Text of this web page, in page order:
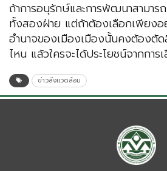
ถ้าการอนุรักษ์และการพัฒนาสามา
ทั้งสองฝ่าย แต่ถ้าต้องเลือกเพียงอ
อำนาจของเมืองเมืองนั้นคงต้องตัด
ไหน แล้วใครจะได้ประโยชน์จากกา
ข่าวสิ่งแวดล้อม